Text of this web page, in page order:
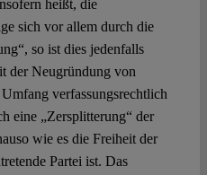
heißt, die
sich vor allem durch die
so ist dies jedenfalls
der Neugründung von
verfassungsrechtlich
eine „Zersplitterung“ der
wie es die Freiheit der
Partei ist. Das